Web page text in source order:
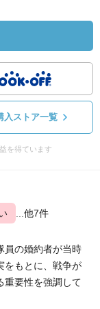
入ストア一覧
を得ています
...他7件
員の婚約者が当時
をもとに、戦争が
重要性を強調して